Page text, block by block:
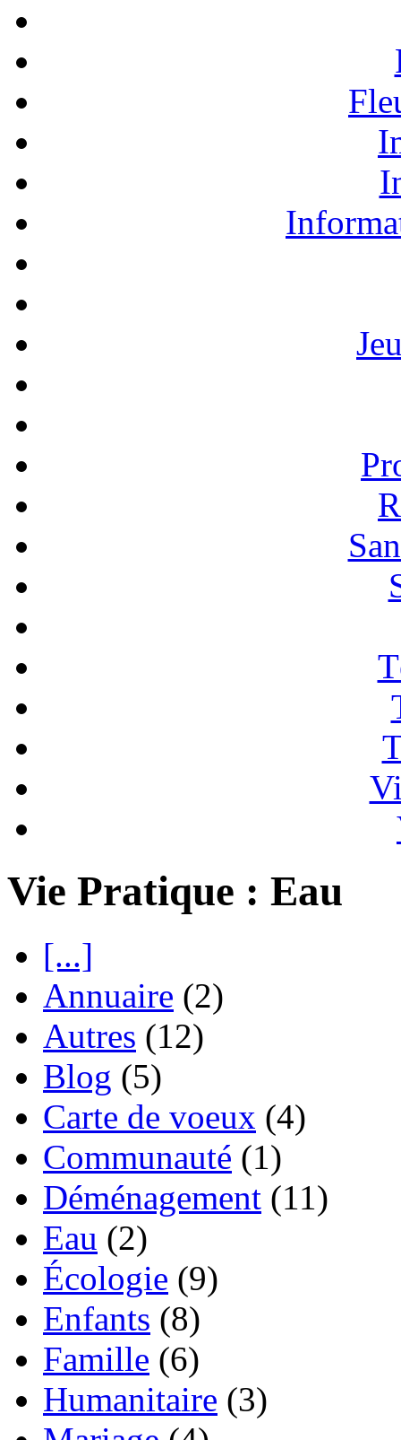
Vie Pratique : Eau
[...]
Annuaire (2)
Autres (12)
Blog (5)
Carte de voeux (4)
Communauté (1)
Déménagement (11)
Eau (2)
Écologie (9)
Enfants (8)
Famille (6)
Humanitaire (3)